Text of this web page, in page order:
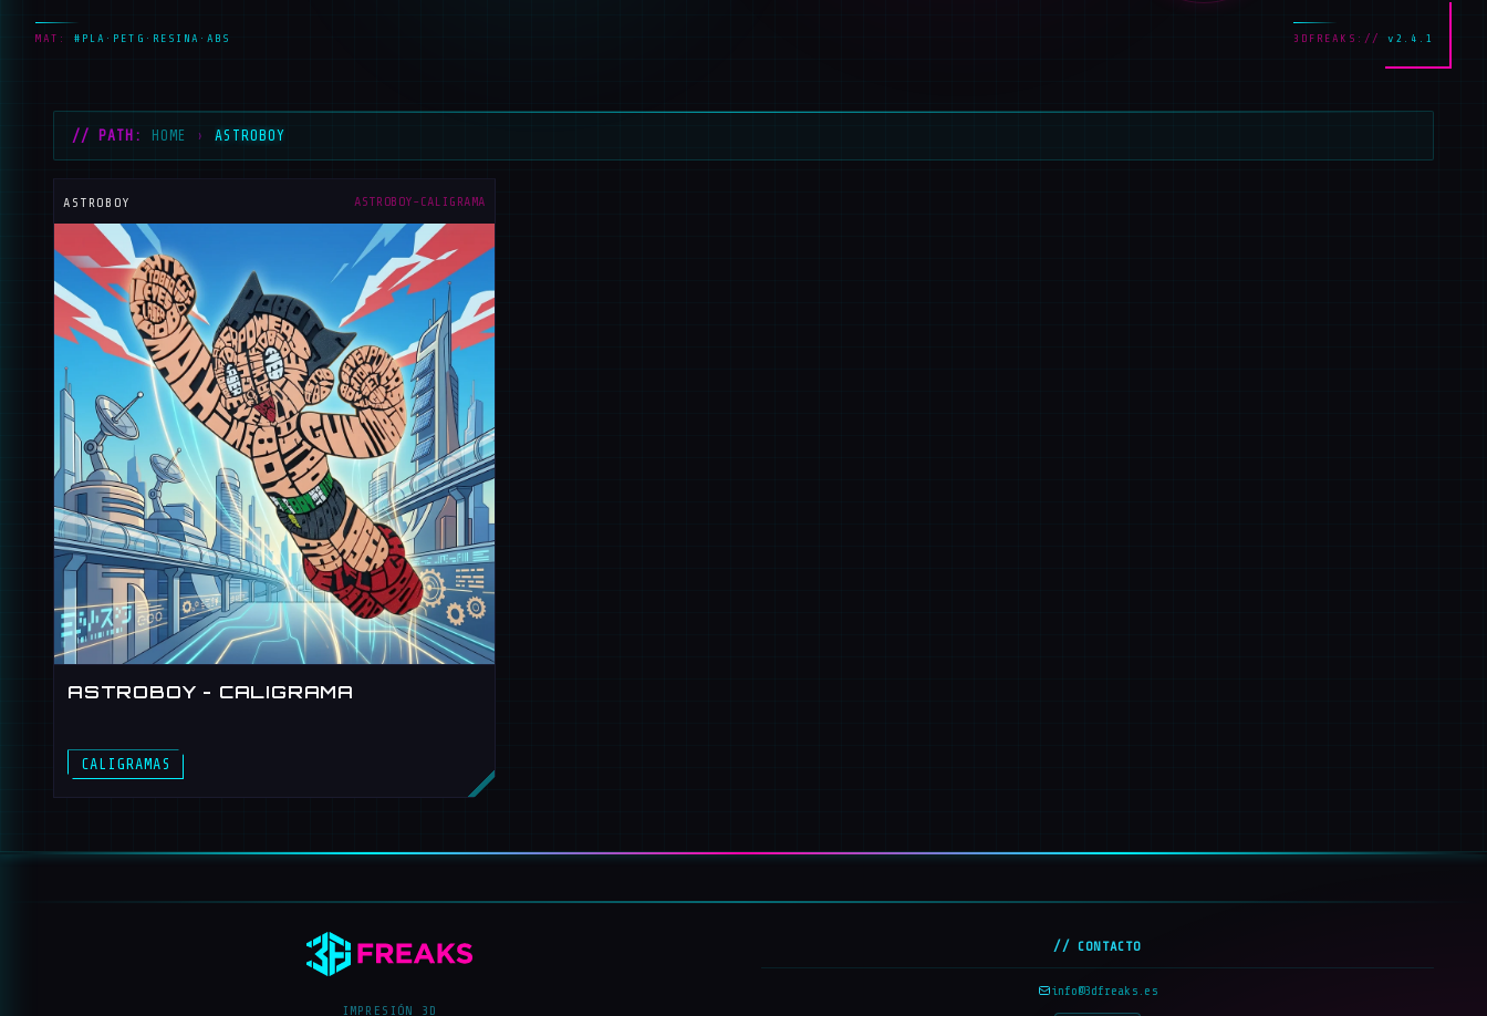
MAT: #PLA·PETG·RESINA·ABS 3DFREAKS:// v2.4.1
// PATH: HOME › ASTROBOY
ASTROBOY ASTROBOY-CALIGRAMA
ASTROBOY - CALIGRAMA
CALIGRAMAS
IMPRESIÓN 3D
// CONTACTO
info@3dfreaks.es